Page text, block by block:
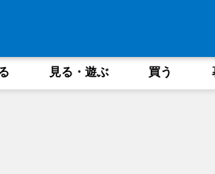
見る・遊ぶ 買う